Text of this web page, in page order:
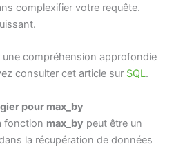
complexifier votre requête.
une compréhension approfondie
consulter cet article sur SQL.
pour max_by
fonction max_by peut être un
la récupération de données